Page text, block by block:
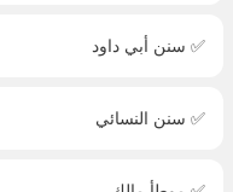
✅ سنن أبي داود
✅ سنن النسائي